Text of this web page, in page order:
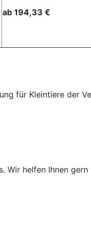
ab 194,33 €
für Kleintiere der
Wir helfen Ihnen gern